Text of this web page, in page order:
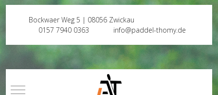
Bockwaer Weg 5 | 08056 Zwickau
0157 7940 0363
info@paddel-thomy.de
Mobile Menu Toggle